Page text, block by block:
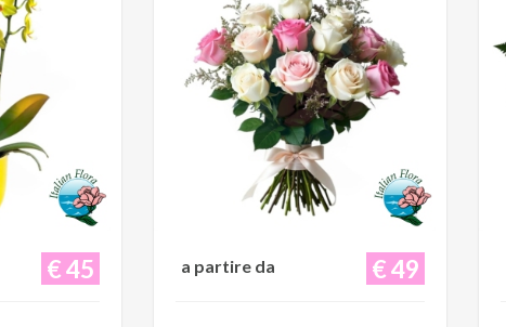
€ 45 € 49
a partire da